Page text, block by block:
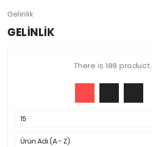
Gelinlik
GELINLIK
There is 188 product.
15
Ürün Adı (A - Z)